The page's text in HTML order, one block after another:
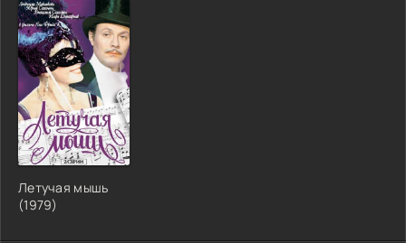
Летучая мышь
(1979)